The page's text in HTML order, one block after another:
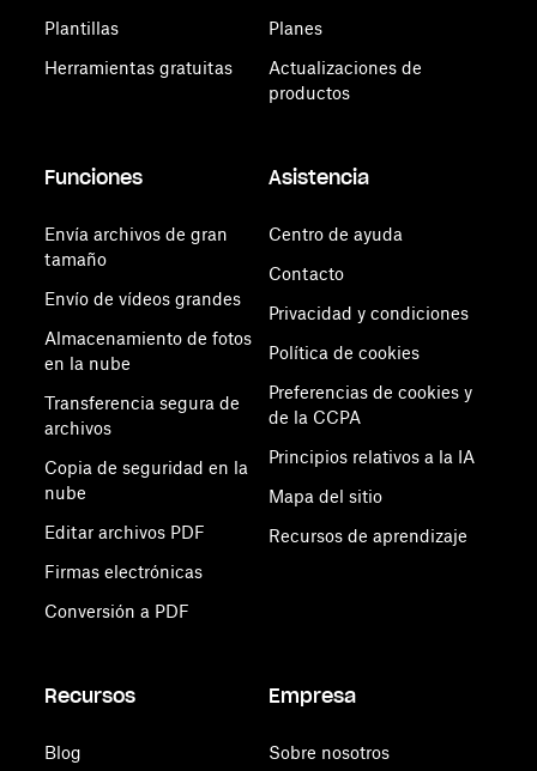
Plantillas
Herramientas gratuitas
Planes
Actualizaciones de
productos
Funciones
Envía archivos de gran
tamaño
Envío de vídeos grandes
Almacenamiento de fotos
en la nube
Transferencia segura de
archivos
Copia de seguridad en la
nube
Editar archivos PDF
Firmas electrónicas
Conversión a PDF
Asistencia
Centro de ayuda
Contacto
Privacidad y condiciones
Política de cookies
Preferencias de cookies y
de la CCPA
Principios relativos a la IA
Mapa del sitio
Recursos de aprendizaje
Recursos
Blog
Empresa
Sobre nosotros